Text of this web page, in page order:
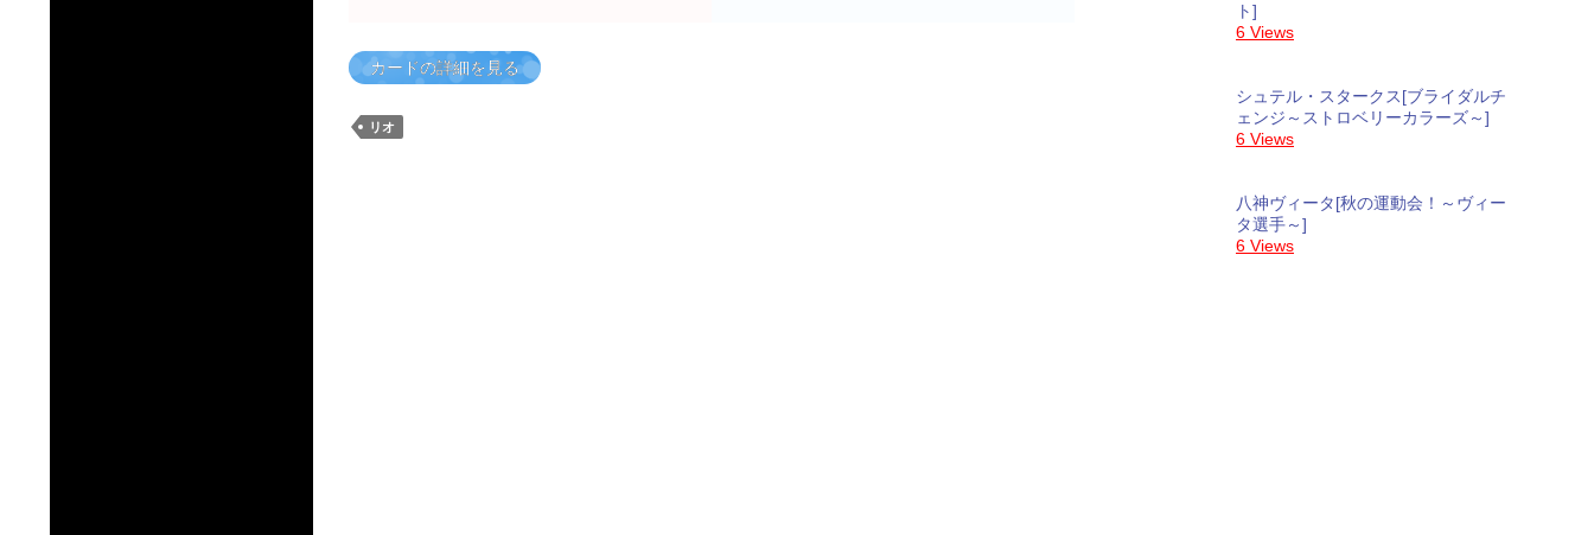
カードの詳細を見る
リオ
ト]
6 Views
シュテル・スタークス[ブライダルチ
ェンジ～ストロベリーカラーズ～]
6 Views
八神ヴィータ[秋の運動会！～ヴィー
タ選手～]
6 Views